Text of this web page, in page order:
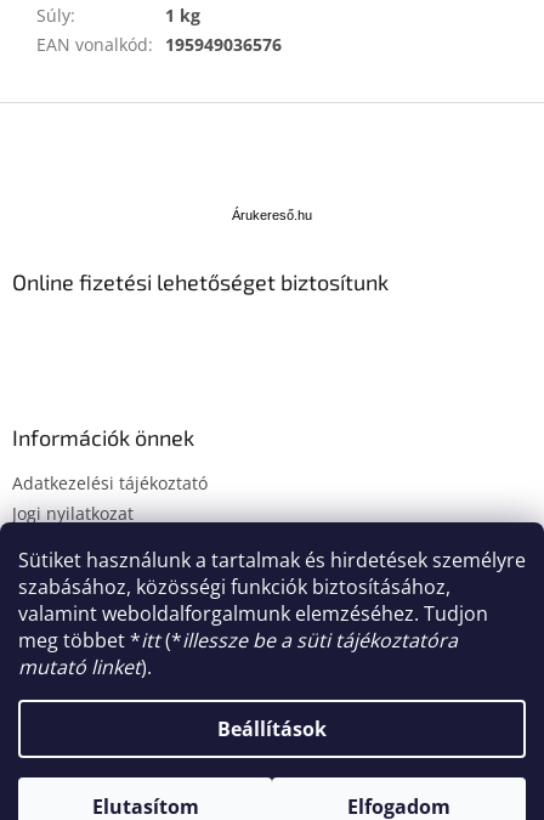
Sütiket használunk a tartalmak és hirdetések személyre
szabásához, közösségi funkciók biztosításához,
valamint weboldalforgalmunk elemzéséhez. Tudjon
meg többet *itt(*illessze be a süti tájékoztatóra
mutató linket).
Beállítások
Elutasítom Elfogadom
Súly:
1 kg
EAN vonalkód: 195949036576
r
Árukereső.hu
Online fizetési lehetőséget biztosítunk
Információk önnek
Adatkezelési tájékoztató
Jogi nyilatkozat
Süti tájékoztató
Impresszum
Copyright 2026MaCorner.hu Kft.. Minden jog fenntartva.
Süti beállítások szerkesztése